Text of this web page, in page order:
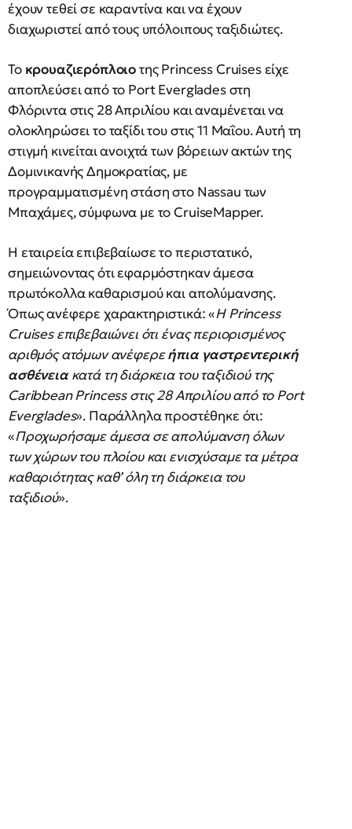
έχουν τεθεί σε καραντίνα και να έχουν
διαχωριστεί από τους υπόλοιπους ταξιδιώτες.
Τοκρουαζιερόπλοιοτης Princess Cruises είχε
αποπλεύσει από το Port Everglades στη
Φλόριντα στις 28 Απριλίου και αναμένεται να
ολοκληρώσει το ταξίδι του στις 11 Μαΐου. Αυτή τη
στιγμή κινείται ανοιχτά των βόρειων ακτών της
Δομινικανής Δημοκρατίας, με
προγραμματισμένη στάση στο Nassau των
Μπαχάμες, σύμφωνα με το CruiseMapper.
Η εταιρεία επιβεβαίωσε το περιστατικό,
σημειώνοντας ότι εφαρμόστηκαν άμεσα
πρωτόκολλα καθαρισμού και απολύμανσης.
Όπως ανέφερε χαρακτηριστικά: «Η Princess
Cruises επιβεβαιώνει ότι ένας περιορισμένος
αριθμός ατόμων ανέφερεήπια γαστρεντερική
ασθένειακατά τη διάρκεια του ταξιδιού της
Caribbean Princess στις 28 Απριλίου από το Port
Everglades». Παράλληλα προστέθηκε ότι:
«Προχωρήσαμε άμεσα σε απολύμανση όλων
των χώρων του πλοίου και ενισχύσαμε τα μέτρα
καθαριότητας καθ’ όλη τη διάρκεια του
ταξιδιού».